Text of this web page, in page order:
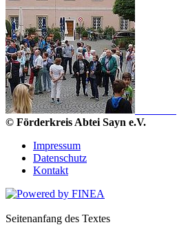
© Förderkreis Abtei Sayn e.V.
Impressum
Datenschutz
Kontakt
Seitenanfang des Textes